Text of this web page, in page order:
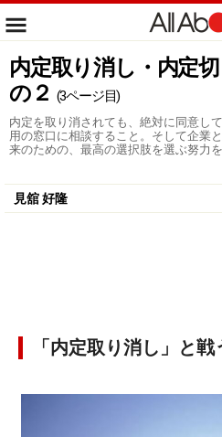
内定取り消し・内定
の２ (3ページ目)
内定を取り消されても、絶対に同意し
用の窓口に相談すること。そして企業
来のための、最高の選択肢を選ぶ努力
見舘 好隆
「内定取り消し」と